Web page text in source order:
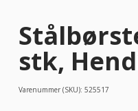
stk,
Varenummer (SKU): 525517